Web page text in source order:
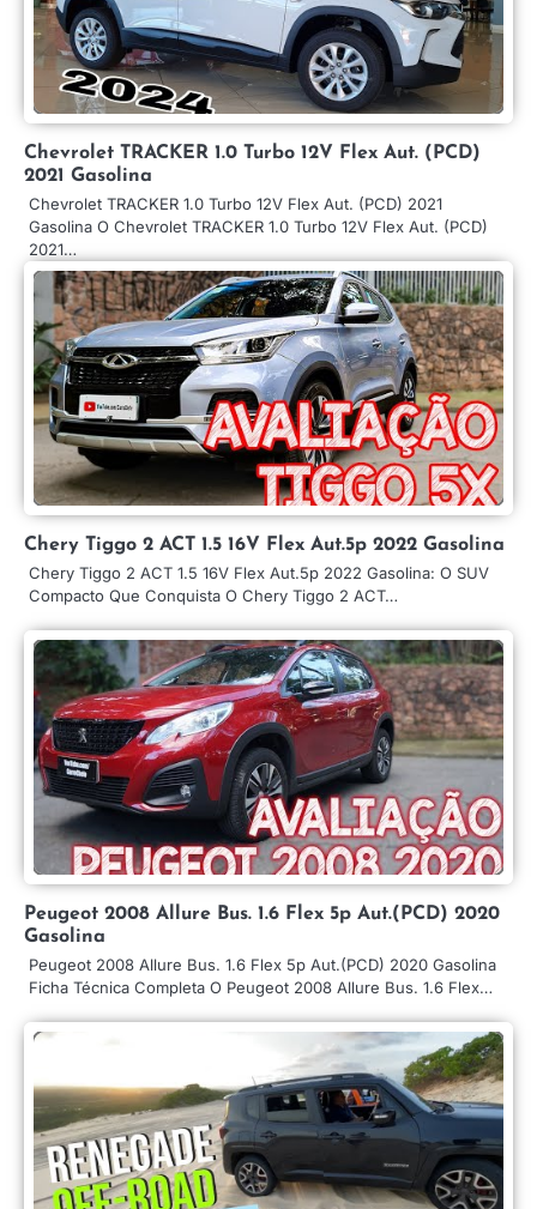
Chevrolet TRACKER 1.0 Turbo 12V Flex Aut. (PCD)
2021 Gasolina
Chevrolet TRACKER 1.0 Turbo 12V Flex Aut. (PCD) 2021
Gasolina O Chevrolet TRACKER 1.0 Turbo 12V Flex Aut. (PCD)
2021…
Chery Tiggo 2 ACT 1.5 16V Flex Aut.5p 2022 Gasolina
Chery Tiggo 2 ACT 1.5 16V Flex Aut.5p 2022 Gasolina: O SUV
Compacto Que Conquista O Chery Tiggo 2 ACT…
Peugeot 2008 Allure Bus. 1.6 Flex 5p Aut.(PCD) 2020
Gasolina
Peugeot 2008 Allure Bus. 1.6 Flex 5p Aut.(PCD) 2020 Gasolina
Ficha Técnica Completa O Peugeot 2008 Allure Bus. 1.6 Flex…